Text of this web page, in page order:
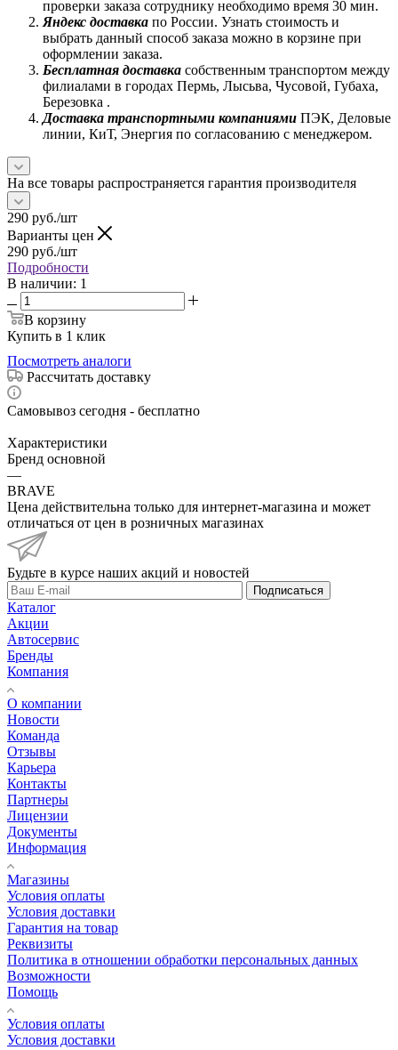
проверки заказа сотруднику необходимо время 30 мин.
Яндекс доставка по России. Узнать стоимость и
выбрать данный способ заказа можно в корзине при
оформлении заказа.
Бесплатная доставка собственным транспортом между
филиалами в городах Пермь, Лысьва, Чусовой, Губаха,
Березовка .
Доставка транспортными компаниями ПЭК, Деловые
линии, КиТ, Энергия по согласованию с менеджером.
На все товары распространяется гарантия производителя
290 руб./шт
Варианты цен
290 руб./шт
Подробности
В наличии: 1
В корзину
Купить в 1 клик
Посмотреть аналоги
Рассчитать доставку
Самовывоз сегодня - бесплатно
Характеристики
Бренд основной
—
BRAVE
Цена действительна только для интернет-магазина и может
отличаться от цен в розничных магазинах
Будьте в курсе наших акций и новостей
Подписаться
Каталог
Акции
Автосервис
Бренды
Компания
О компании
Новости
Команда
Отзывы
Карьера
Контакты
Партнеры
Лицензии
Документы
Информация
Магазины
Условия оплаты
Условия доставки
Гарантия на товар
Реквизиты
Политика в отношении обработки персональных данных
Возможности
Помощь
Условия оплаты
Условия доставки